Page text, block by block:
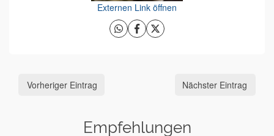
Externen Link öffnen
Vorheriger Eintrag Nächster Eintrag
Empfehlungen